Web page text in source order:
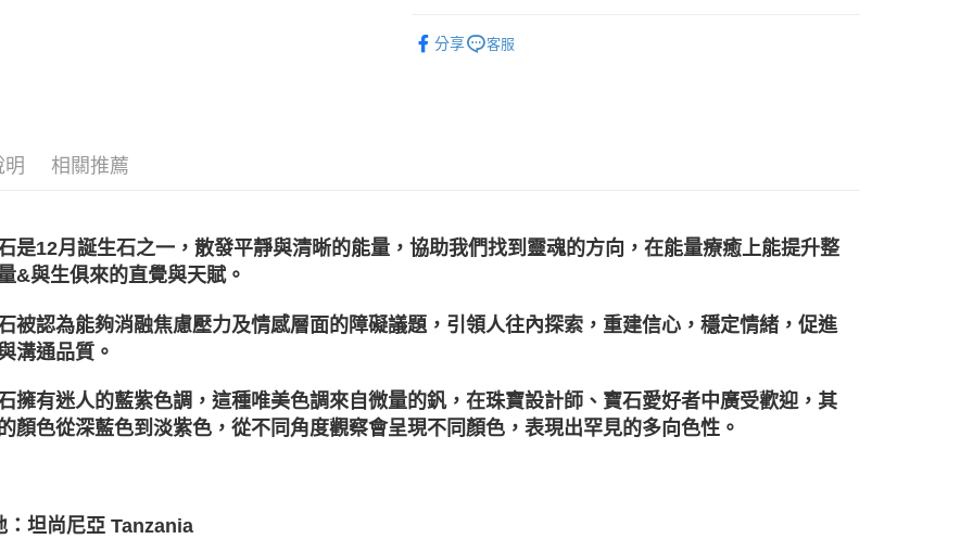
每筆NT$80，滿NT$3,000(含以上)免運費
Tanzanite
分享 客服
明 相關推薦
是12月誕生石之一，散發平靜與清晰的能量，協助我們找到靈魂的方向，在能量療癒上能提升整
&與生俱來的直覺與天賦。
被認為能夠消融焦慮壓力及情感層面的障礙議題，引領人往內探索，重建信心，穩定情緒，促進
溝通品質。
擁有迷人的藍紫色調，這種唯美色調來自微量的釩，在珠寶設計師、寶石愛好者中廣受歡迎，其
顏色從深藍色到淡紫色，從不同角度觀察會呈現不同顏色，表現出罕見的多向色性。
：坦尚尼亞 Tanzania